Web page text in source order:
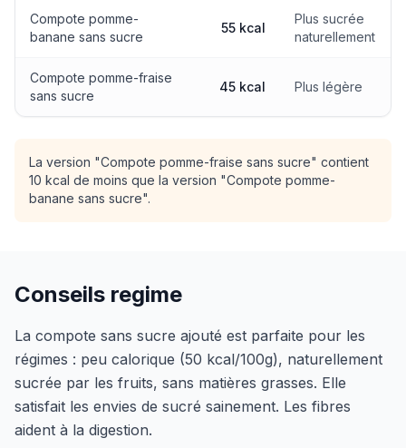
Compote pomme-
banane sans sucre
55 kcal
Plus sucrée
naturellement
Compote pomme-fraise
sans sucre
45 kcal Plus légère
La version "Compote pomme-fraise sans sucre" contient
10 kcal de moins que la version "Compote pomme-
banane sans sucre".
Conseils regime
La compote sans sucre ajouté est parfaite pour les
régimes : peu calorique (50 kcal/100g), naturellement
sucrée par les fruits, sans matières grasses. Elle
satisfait les envies de sucré sainement. Les fibres
aident à la digestion.